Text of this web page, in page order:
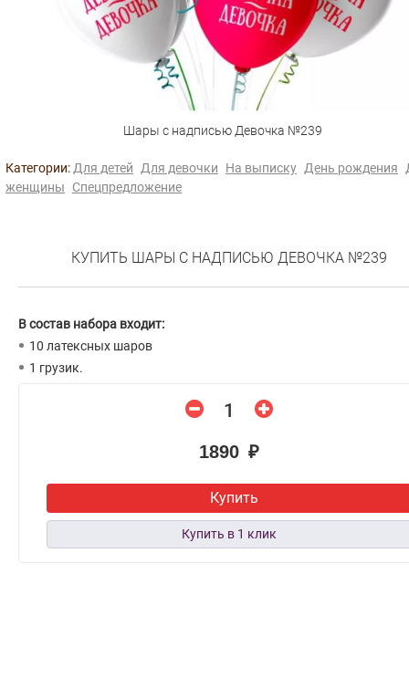
Шары с надписью Девочка №239
Категории: Для детей Для девочки На выписку День рождения
женщины
Спецпредложение
КУПИТЬ ШАРЫ С НАДПИСЬЮ ДЕВОЧКА №239
В состав набора входит:
10 латексных шаров
1 грузик.
1890 ₽
Купить